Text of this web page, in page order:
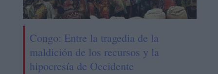
Congo: Entre la tragedia de la
maldición de los recursos y la
hipocresía de Occidente